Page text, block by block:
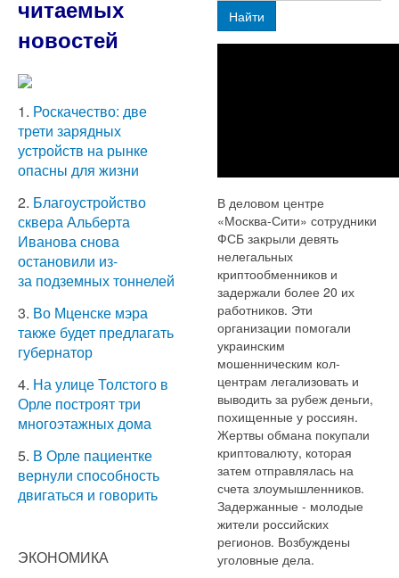
читаемых
новостей
1. Роскачество: две
трети зарядных
устройств на рынке
опасны для жизни
2. Благоустройство
сквера Альберта
Иванова снова
остановили из-
за подземных тоннелей
3. Во Мценске мэра
также будет предлагать
губернатор
4. На улице Толстого в
Орле построят три
многоэтажных дома
5. В Орле пациентке
вернули способность
двигаться и говорить
ЭКОНОМИКА
Найти
В деловом центре
«Москва-Сити» сотрудники
ФСБ закрыли девять
нелегальных
криптообменников и
задержали более 20 их
работников. Эти
организации помогали
украинским
мошенническим кол-
центрам легализовать и
выводить за рубеж деньги,
похищенные у россиян.
Жертвы обмана покупали
криптовалюту, которая
затем отправлялась на
счета злоумышленников.
Задержанные - молодые
жители российских
регионов. Возбуждены
уголовные дела.